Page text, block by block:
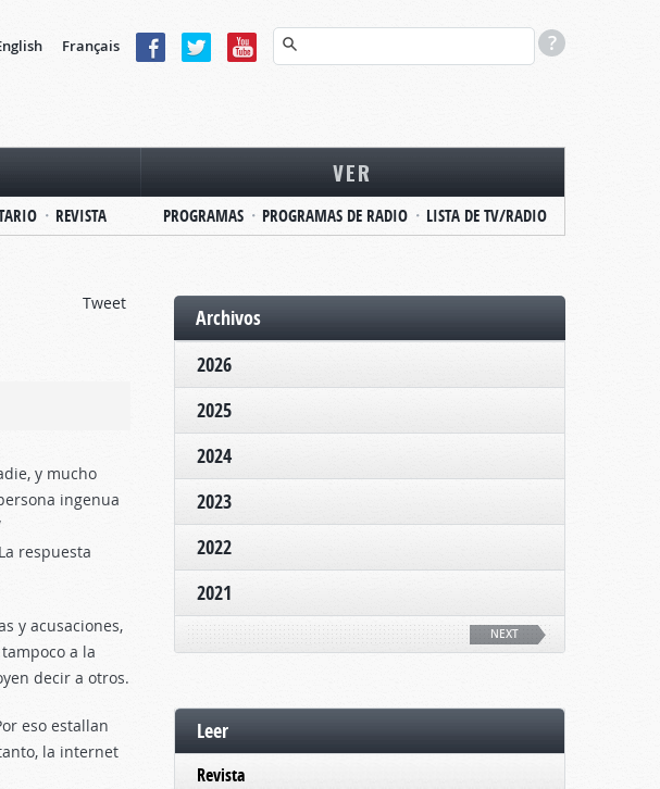
Français
REVISTA
VER
PROGRAMAS PROGRAMAS DE RADIO LISTA DE TV/RADIO
Tweet
y mucho
ingenua
respuesta
y acusaciones,
a la
decir a otros.
eso estallan
la internet
Archivos
2026
2025
2024
2023
2022
2021
NEXT
Leer
Revista